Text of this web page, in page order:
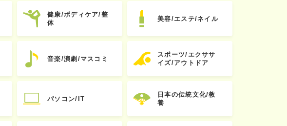
健康/ボディケア/整
体
美容/エステ/ネイル
音楽/演劇/マスコミ
スポーツ/エクササ
イズ/アウトドア
パソコン/IT
日本の伝統文化/教
養